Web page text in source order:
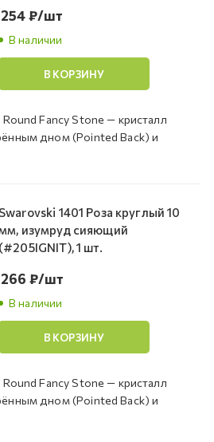
В наличии
254₽/шт
В КОРЗИНУ
Fancy Stone — кристалл
дном (Pointed Back) и
Swarovski 1401 Роза круглый 10
изумруд сияющий
(#205IGNIT), 1 шт.
В наличии
266 ₽/шт
В КОРЗИНУ
Fancy Stone — кристалл
дном (Pointed Back) и